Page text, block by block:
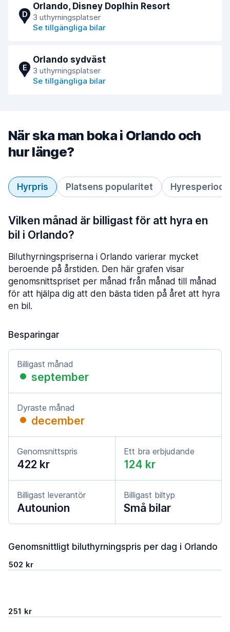
D
Orlando, Disney Doplhin Resort
3 uthyrningsplatser
Se tillgängliga bilar
E
Orlando sydväst
3 uthyrningsplatser
Se tillgängliga bilar
När ska man boka i Orlando och
hur länge?
Hyrpris Platsens popularitet Hyresperiod
Vilken månad är billigast för att hyra en
bil i Orlando?
Biluthyrningspriserna i Orlando varierar mycket
beroende på årstiden. Den här grafen visar
genomsnittspriset per månad från månad till månad
för att hjälpa dig att den bästa tiden på året att hyra
en bil.
Besparingar
Billigast månad
september
Dyraste månad
december
Genomsnittspris
422 kr
Ett bra erbjudande
124 kr
Billigast leverantör
Autounion
Billigast biltyp
Små bilar
Genomsnittligt biluthyrningspris per dag i Orlando
502 kr
251 kr